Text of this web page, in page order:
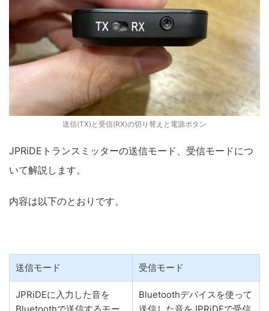
送信(TX)と受信(RX)の切り替えと電源ボタン
JPRiDEトランスミッターの送信モード、受信モードにつ
いて解説します。
内容は以下のとおりです。
送信モード 受信モード
JPRiDEに入力した音を
Bluetoothで送信するモー
Bluetoothデバイスを使って
送信した音をJPRiDEで受信